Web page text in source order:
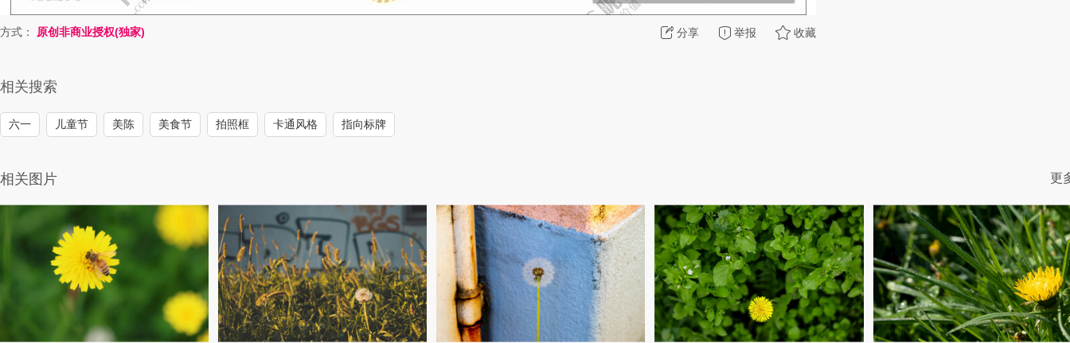
分享 举报 收藏
方式： 原创非商业授权(独家)
相关搜索
六一 儿童节 美陈 美食节 拍照框 卡通风格 指向标牌
相关图片 更